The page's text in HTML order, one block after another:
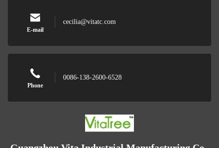
E-mail
cecilia@vitatc.com
Phone
0086-138-2600-6528